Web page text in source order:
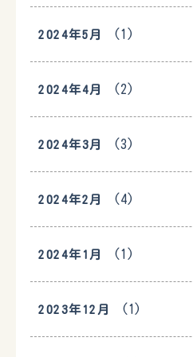
2024年5月 (1)
2024年4月 (2)
2024年3月 (3)
2024年2月 (4)
2024年1月 (1)
2023年12月 (1)